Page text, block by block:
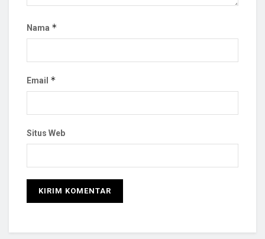
Nama *
Email *
Situs Web